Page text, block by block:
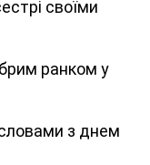
своїми
ранком у
словами з днем